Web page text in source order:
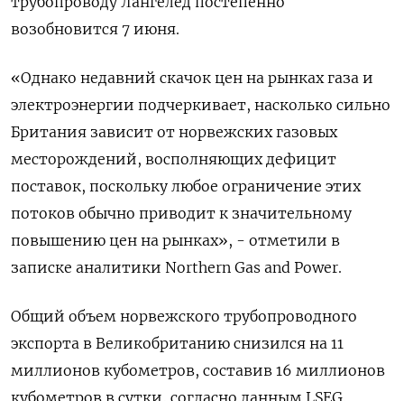
возобновится 7 июня.
«Однако недавний скачок цен на рынках газа и
электроэнергии подчеркивает, насколько сильно
Британия зависит от норвежских газовых
месторождений, восполняющих дефицит
поставок, поскольку любое ограничение этих
потоков обычно приводит к значительному
повышению цен на рынках», - отметили в
записке аналитики Northern Gas and Power.
Общий объем норвежского трубопроводного
экспорта в Великобританию снизился на 11
миллионов кубометров, составив 16 миллионов